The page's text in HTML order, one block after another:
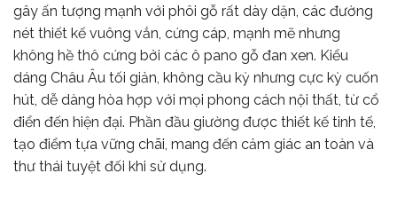
gây ấn tượng mạnh với phôi gỗ rất dày dặn, các đường
nét thiết kế vuông vắn, cứng cáp, mạnh mẽ nhưng
không hề thô cứng bởi các ô pano gỗ đan xen. Kiểu
dáng Châu Âu tối giản, không cầu kỳ nhưng cực kỳ cuốn
hút, dễ dàng hòa hợp với mọi phong cách nội thất, từ cổ
điển đến hiện đại. Phần đầu giường được thiết kế tinh tế,
tạo điểm tựa vững chãi, mang đến cảm giác an toàn và
thư thái tuyệt đối khi sử dụng.